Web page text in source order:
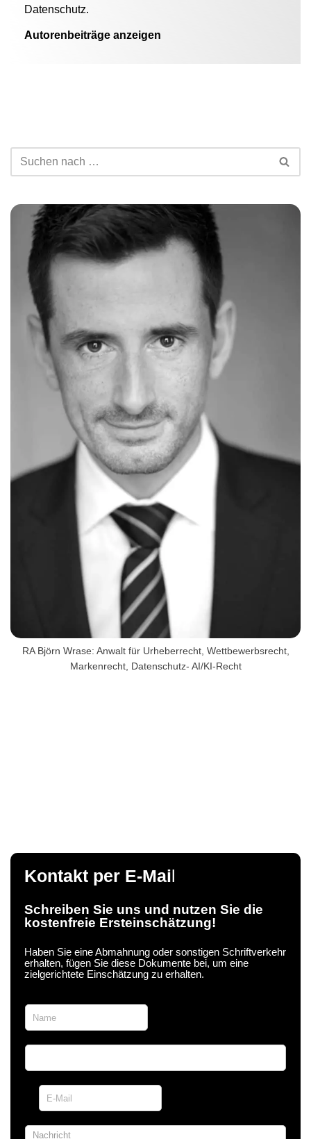
Datenschutz.
Autorenbeiträge anzeigen
RA Björn Wrase: Anwalt für Urheberrecht, Wettbewerbsrecht,
Markenrecht, Datenschutz- AI/KI-Recht
Kontakt per E-Mail
Schreiben Sie uns und nutzen Sie die
kostenfreie Ersteinschätzung!
Haben Sie eine Abmahnung oder sonstigen Schriftverkehr
erhalten, fügen Sie diese Dokumente bei, um eine
zielgerichtete Einschätzung zu erhalten.